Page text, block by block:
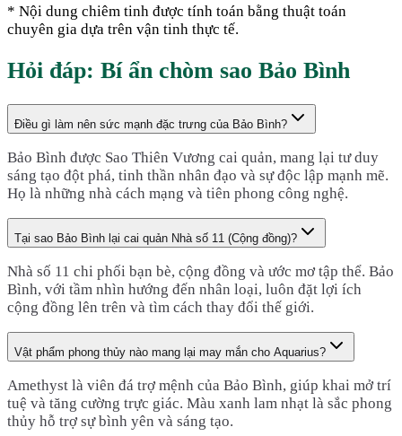
* Nội dung chiêm tinh được tính toán bằng thuật toán
chuyên gia dựa trên vận tinh thực tế.
Hỏi đáp: Bí ẩn chòm sao Bảo Bình
Điều gì làm nên sức mạnh đặc trưng của Bảo Bình?
Bảo Bình được Sao Thiên Vương cai quản, mang lại tư duy
sáng tạo đột phá, tinh thần nhân đạo và sự độc lập mạnh mẽ.
Họ là những nhà cách mạng và tiên phong công nghệ.
Tại sao Bảo Bình lại cai quản Nhà số 11 (Cộng đồng)?
Nhà số 11 chi phối bạn bè, cộng đồng và ước mơ tập thể. Bảo
Bình, với tầm nhìn hướng đến nhân loại, luôn đặt lợi ích
cộng đồng lên trên và tìm cách thay đổi thế giới.
Vật phẩm phong thủy nào mang lại may mắn cho Aquarius?
Amethyst là viên đá trợ mệnh của Bảo Bình, giúp khai mở trí
tuệ và tăng cường trực giác. Màu xanh lam nhạt là sắc phong
thủy hỗ trợ sự bình yên và sáng tạo.